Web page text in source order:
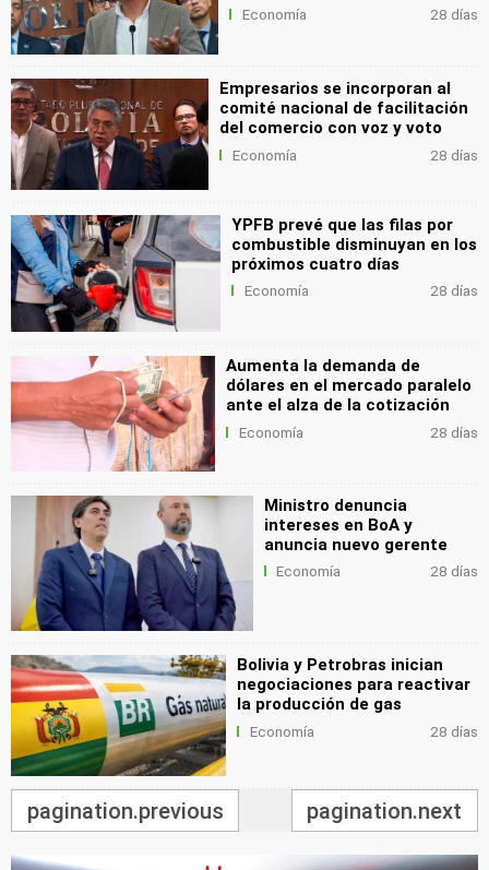
Economía 28 días
Empresarios se incorporan al
comité nacional de facilitación
del comercio con voz y voto
Economía 28 días
YPFB prevé que las filas por
combustible disminuyan en los
próximos cuatro días
Economía 28 días
Aumenta la demanda de
dólares en el mercado paralelo
ante el alza de la cotización
Economía 28 días
Ministro denuncia
intereses en BoA y
anuncia nuevo gerente
Economía 28 días
Bolivia y Petrobras inician
negociaciones para reactivar
la producción de gas
Economía 28 días
pagination.previous pagination.next